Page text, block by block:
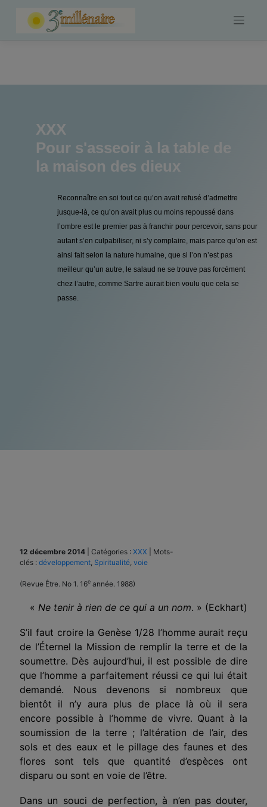
XXX
Pour s'asseoir à la table de
la maison des dieux
Reconnaître en soi tout ce qu’on avait refusé d’admettre
jusque-là, ce qu’on avait plus ou moins repoussé dans
l’ombre est le premier pas à franchir pour percevoir, sans pour
autant s’en culpabiliser, ni s’y complaire, mais parce qu’on est
ainsi fait selon la nature humaine, que si l’on n’est pas
meilleur qu’un autre, le salaud ne se trouve pas forcément
chez l’autre, comme Sartre aurait bien voulu que cela se
passe.
12 décembre 2014 Catégories : XXX
Mots-
clés : développement Spiritualité voie
(Revue Être. No 1. 16e année. 1988)
« Ne tenir à rien de ce qui a un nom. » (Eckhart)
S’il faut croire la Genèse 1/28 l’homme aurait reçu
de l’Éternel la Mission de remplir la terre et de la
soumettre. Dès aujourd’hui, il est possible de dire
que l’homme a parfaitement réussi ce qui lui était
demandé. Nous devenons si nombreux que
bientôt il n’y aura plus de place là où il sera
encore possible à l’homme de vivre. Quant à la
soumission de la terre ; l’altération de l’air, des
sols et des eaux et le pillage des faunes et des
flores sont tels que quantité d’espèces ont
disparu ou sont en voie de l’être.
Dans un souci de perfection, à n’en pas douter,